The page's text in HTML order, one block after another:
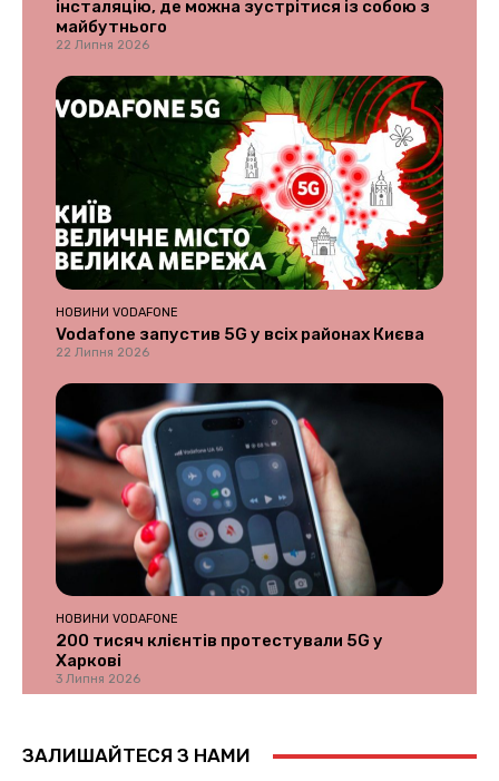
інсталяцію, де можна зустрітися із собою з
майбутнього
22 Липня 2026
НОВИНИ VODAFONE
Vodafone запустив 5G у всіх районах Києва
22 Липня 2026
НОВИНИ VODAFONE
200 тисяч клієнтів протестували 5G у
Харкові
3 Липня 2026
ЗАЛИШАЙТЕСЯ З НАМИ